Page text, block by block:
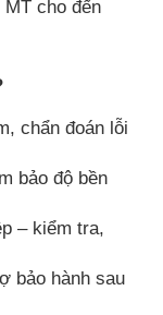
cho đến
chẩn đoán lỗi
bảo độ bền
– kiểm tra,
bảo hành sau